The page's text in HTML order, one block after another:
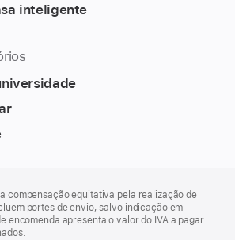
inteligente
compensação equitativa pela realização de
portes de envio, salvo indicação em
encomenda apresenta o valor do IVA a pagar